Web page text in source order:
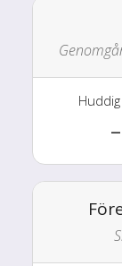
–